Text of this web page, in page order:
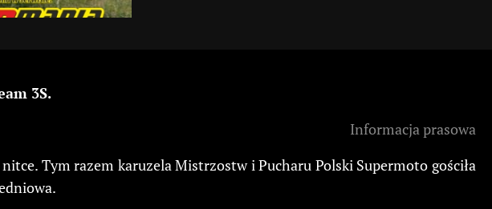
3S.
Informacja prasowa
Tym razem karuzela Mistrzostw i Pucharu Polski Supermoto gościła